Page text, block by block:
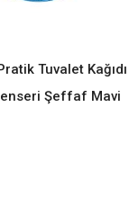
READ MORE
Tuvalet Kağıdı
Şeffaf Mavi